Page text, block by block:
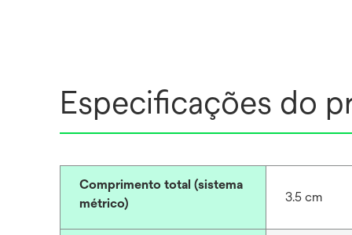
Especificações do
Comprimento total (sistema
métrico)
3.5 cm